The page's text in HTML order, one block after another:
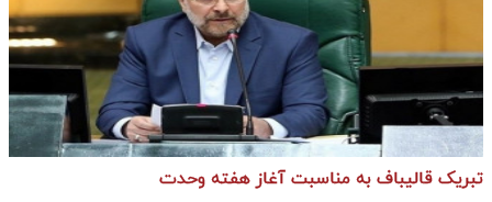
تبریک قالیباف به مناسبت آغاز هفته وحدت